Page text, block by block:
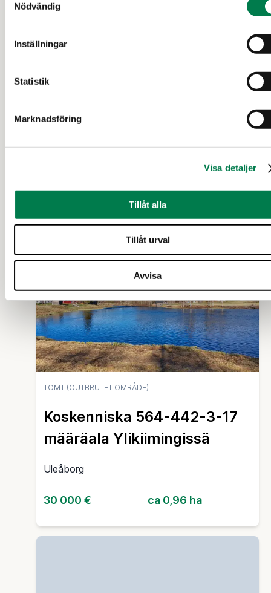
Nödvändig
Inställningar
Statistik
Marknadsföring
Visa detaljer
Tillåt alla
Tillåt urval
Avvisa
SKOGSFASTIGHET (FASTIGHET)
Ritakumpu 564-401-71-9
TOMT (OUTBRUTET OMRÅDE)
Koskenniska 564-442-3-17
määräala Ylikiimingissä
Uleåborg
30 000 € ca 0,96 ha